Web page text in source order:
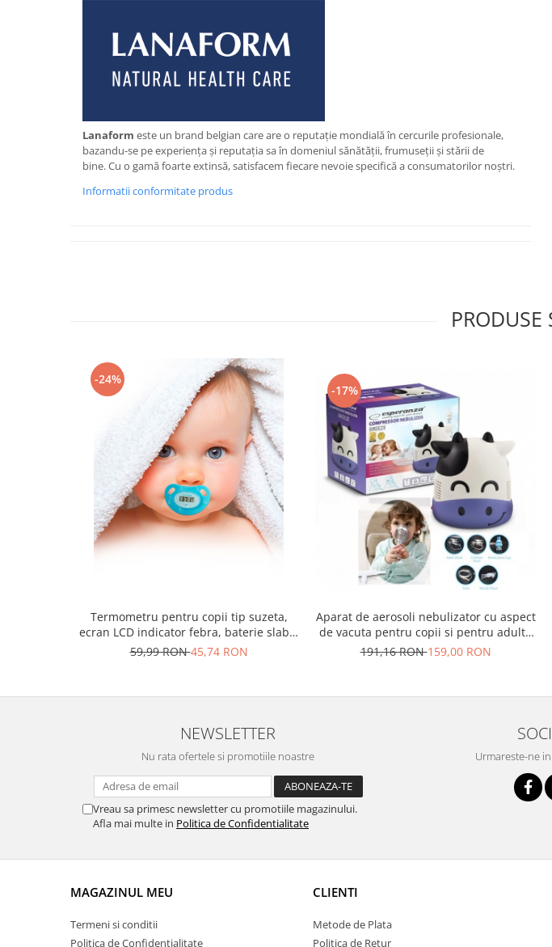
Lanaform este un brand belgian care are o reputație mondială în cercurile profesionale,
bazandu-se pe experiența și reputația sa în domeniul sănătății, frumuseții și stării de
bine. Cu o gamă foarte extinsă, satisfacem fiecare nevoie specifică a consumatorilor noștri.
Informatii conformitate produs
PRODUSE
-24%
Termometru pentru copii tip suzeta,
ecran LCD indicator febra, baterie slaba,
semnal sonor, baterie CR2032 CADOU
59,99 RON45,74 RON
-17%
Aparat de aerosoli nebulizator cu aspect
de vacuta pentru copii si pentru adulti,
cu compresor, kit complet de accesorii
191,16 RON159,00 RON
NEWSLETTER
Nu rata ofertele si promotiile noastre
Vreau sa primesc newsletter cu promotiile magazinului.
Afla mai multe in Politica de Confidentialitate
Urmareste-ne
MAGAZINUL MEU
Termeni si conditii
Politica de Confidentialitate
CLIENTI
Metode de Plata
Politica de Retur